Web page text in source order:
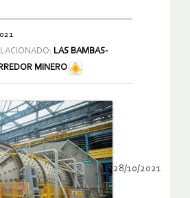
LAS BAMBAS-
MINERO
28/10/2021